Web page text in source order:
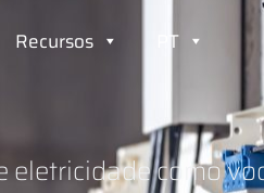
Recursos PT
como